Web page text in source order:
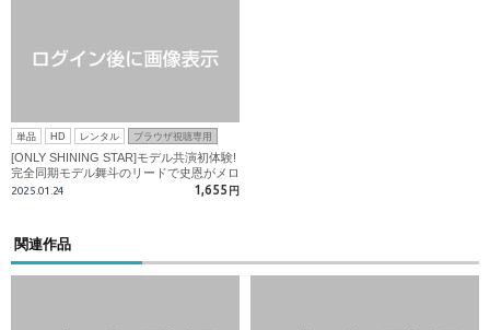
単品 HD レンタル ブラウザ視聴専用
[ONLY SHINING STAR]モデル共演初体験!
完全同期モデル舞斗のリードで史恩がメロ
メロに!
2025.01.24 1,655 円
関連作品